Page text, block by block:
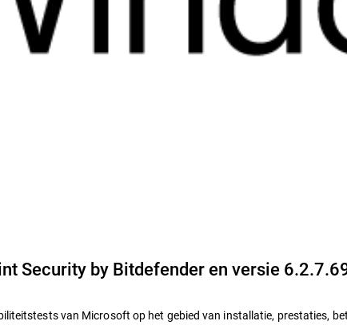
Security by Bitdefender en versie
van Microsoft op het gebied van installatie, prestaties,